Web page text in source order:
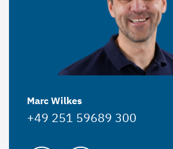
Marc Wilkes
+49 251 59689 300